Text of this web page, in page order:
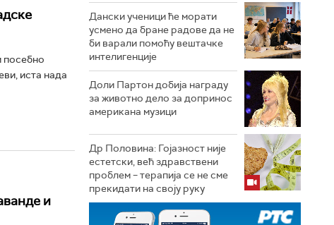
посебно
иста нада
и
Дански ученици ће морати
усмено да бране радове да не
би варали помоћу вештачке
интелигенције
Доли Партон добија награду
за животно дело за допринос
американа музици
Др Половина: Гојазност није
естетски, већ здравствени
проблем – терапија се не сме
прекидати на своју руку